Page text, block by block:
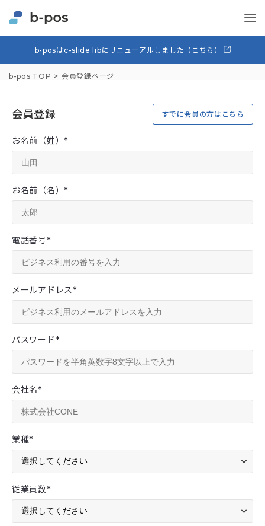
b-posはc-slide libにリニューアルしました（こちら）
b-pos TOP 会員登録ページ
会員登録 すでに会員の方はこちら
お名前（姓）*
お名前（名）*
電話番号*
メールアドレス*
パスワード*
会社名*
業種*
従業員数*